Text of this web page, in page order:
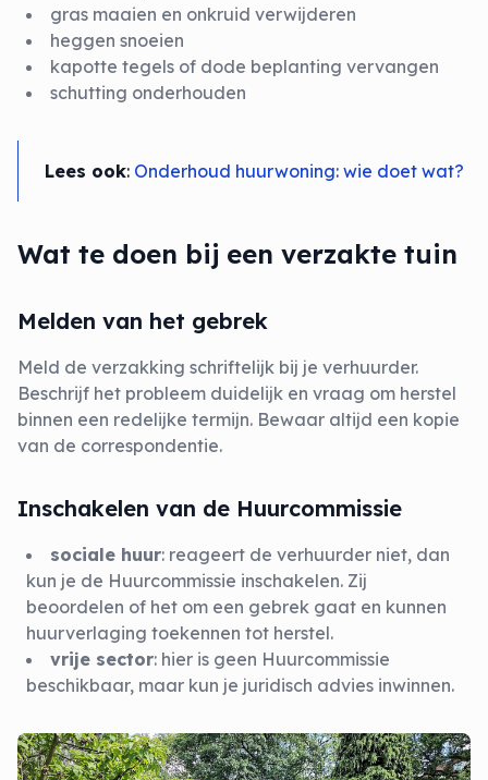
gras maaien en onkruid verwijderen
heggen snoeien
kapotte tegels of dode beplanting vervangen
schutting onderhouden
Lees ook: Onderhoud huurwoning: wie doet wat?
Wat te doen bij een verzakte tuin
Melden van het gebrek
Meld de verzakking schriftelijk bij je verhuurder.
Beschrijf het probleem duidelijk en vraag om herstel
binnen een redelijke termijn. Bewaar altijd een kopie
van de correspondentie.
Inschakelen van de Huurcommissie
sociale huur: reageert de verhuurder niet, dan
kun je de Huurcommissie inschakelen. Zij
beoordelen of het om een gebrek gaat en kunnen
huurverlaging toekennen tot herstel.
vrije sector: hier is geen Huurcommissie
beschikbaar, maar kun je juridisch advies inwinnen.